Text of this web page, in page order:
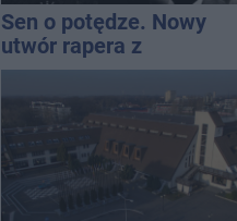
Sen o potędze. Nowy
utwór rapera z
Inowrocławia przeciwko
uzależnieniom